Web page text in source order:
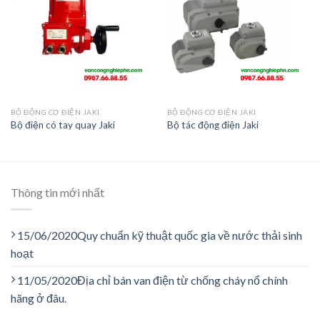
BỘ ĐỘNG CƠ ĐIỆN JAKI
Bộ điện có tay quay Jaki
BỘ ĐỘNG CƠ ĐIỆN JAKI
Bộ tác động điện Jaki
Thông tin mới nhất
15/06/2020Quy chuẩn kỹ thuật quốc gia về nước thải sinh
hoạt
11/05/2020Địa chỉ bán van điện từ chống cháy nổ chính
hãng ở đâu.